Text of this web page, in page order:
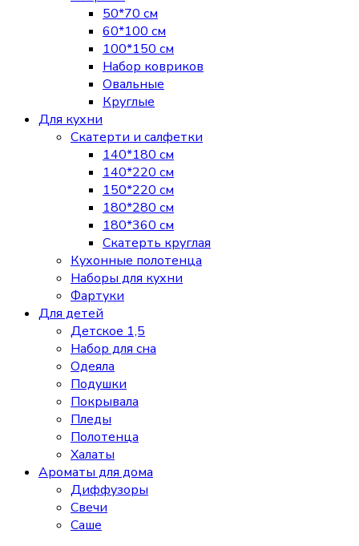
50*70 см
60*100 см
100*150 см
Набор ковриков
Овальные
Круглые
Для кухни
Скатерти и салфетки
140*180 см
140*220 см
150*220 см
180*280 см
180*360 см
Скатерть круглая
Кухонные полотенца
Наборы для кухни
Фартуки
Для детей
Детское 1,5
Набор для сна
Одеяла
Подушки
Покрывала
Пледы
Полотенца
Халаты
Ароматы для дома
Диффузоры
Свечи
Cаше